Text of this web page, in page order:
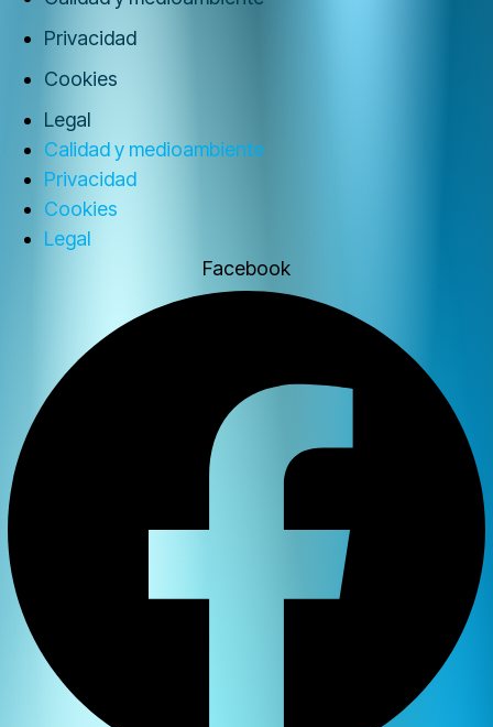
Privacidad
Cookies
Legal
Calidad y medioambiente
Privacidad
Cookies
Legal
Facebook